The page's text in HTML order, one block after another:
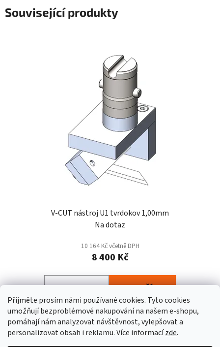
Přijměte prosím námi používané cookies. Tytocookies
umožňujíbezproblémové nakupování na našem e-shopu,
pomáhají námanalyzovat návštěvnost,vylepšovat a
personalizovatobsah i reklamu.Více informacízde.
Související produkty
V-CUT nástroj U1 tvrdokov 1,00mm
Na dotaz
10 164 Kč včetně DPH
8 400 Kč
DO KOŠÍKU